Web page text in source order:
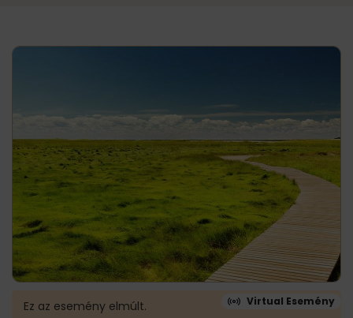
Virtual Esemény
Ez az esemény elmúlt.